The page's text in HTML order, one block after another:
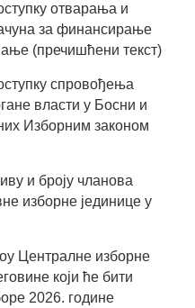
отварања и
за финансирање
(пречишћени текст)
спровођења
власти у Босни и
Изборним законом
и броју чланова
изборне јединице у
Централне изборне
који ће бити
2026. године